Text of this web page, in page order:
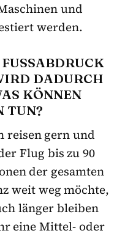
und
werden.
E
DADURCH Z
KÖNNEN RE
reisen gern und
Flug bis zu 90
der gesamten
weit weg möchte,
länger bleiben
eine Mittel- oder